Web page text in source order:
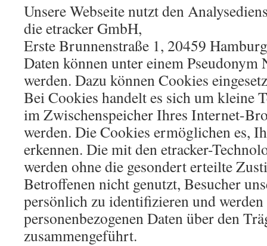
Unsere Webseite nutzt den
die etracker GmbH,
Erste Brunnenstraße 1, 20459
Daten können unter einem
werden. Dazu können Cookies
Bei Cookies handelt es sich um kleine
im Zwischenspeicher Ihres Internet-
werden. Die Cookies ermöglichen es,
erkennen. Die mit den etracker-
werden ohne die gesondert erteilte
Betroffenen nicht genutzt, Besucher
persönlich zu identifizieren und
personenbezogenen Daten über den
zusammengeführt.